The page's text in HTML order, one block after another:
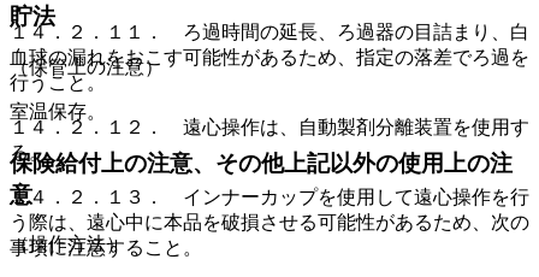
貯法
（保管上の注意）
室温保存。
保険給付上の注意、その他上記以外の使用上の注
意
（操作方法）
１４．２．１１． ろ過時間の延長、ろ過器の目詰まり、白
血球の漏れをおこす可能性があるため、指定の落差でろ過を
行うこと。
１４．２．１２． 遠心操作は、自動製剤分離装置を使用す
る。
１４．２．１３． インナーカップを使用して遠心操作を行
う際は、遠心中に本品を破損させる可能性があるため、次の
事項に注意すること。